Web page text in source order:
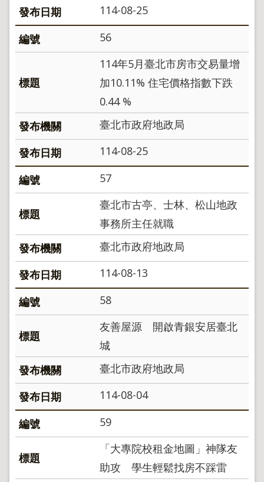
114-08-25
56
114年5月臺北市房市交易量增
加10.11% 住宅價格指數下跌
0.44 %
臺北市政府地政局
114-08-25
57
臺北市古亭、士林、松山地政
事務所主任就職
臺北市政府地政局
114-08-13
58
友善屋源 開啟青銀安居臺北
城
臺北市政府地政局
114-08-04
59
「大專院校租金地圖」神隊友
助攻 學生輕鬆找房不踩雷